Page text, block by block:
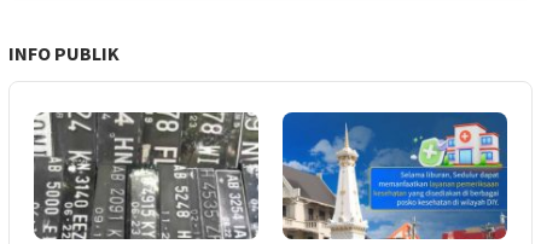
INFO PUBLIK